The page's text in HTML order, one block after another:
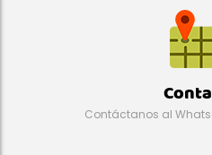
Contáctanos al